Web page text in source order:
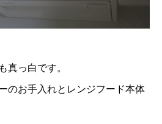
真っ白です。
のお手入れとレンジフード本体